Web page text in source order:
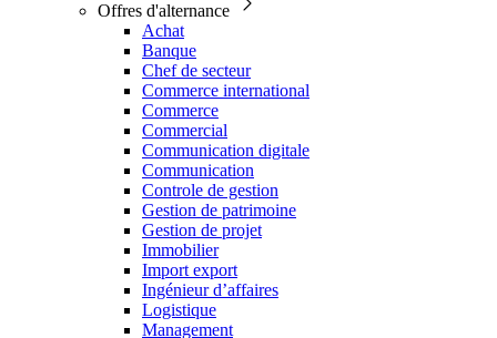
Offres d'alternance
Achat
Banque
Chef de secteur
Commerce international
Commerce
Commercial
Communication digitale
Communication
Controle de gestion
Gestion de patrimoine
Gestion de projet
Immobilier
Import export
Ingénieur d’affaires
Logistique
Management